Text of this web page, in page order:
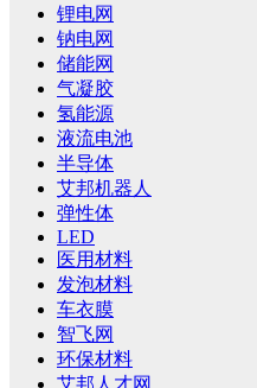
锂电网
钠电网
储能网
气凝胶
氢能源
液流电池
半导体
艾邦机器人
弹性体
LED
医用材料
发泡材料
车衣膜
智飞网
环保材料
艾邦人才网